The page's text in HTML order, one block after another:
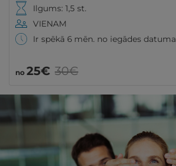
Ilgums: 1,5 st.
VIENAM
Ir spēkā 6 mēn. no iegādes datuma
no 25€ 30€